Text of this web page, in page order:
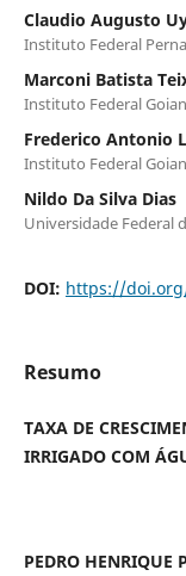
Claudio Augusto
Instituto Federal
Marconi Batista
Instituto Federal
Frederico Antonio
Instituto Federal
Nildo Da Silva Dias
Universidade Federal
DOI: https://
Resumo
TAXA DE
IRRIGADO COM
PEDRO HENRIQUE